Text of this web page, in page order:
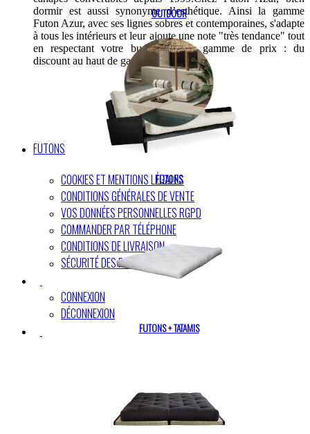
dormir est aussi synonyme d’esthétique. Ainsi la gamme
Futon Azur, avec ses lignes sobres et contemporaines, s'adapte
à tous les intérieurs et leur ajoute une note "très tendance" tout
en respectant votre budget. Large gamme de prix : du
discount au haut de gamme
COOKIES ET MENTIONS LÉGALES
CONDITIONS GÉNÉRALES DE VENTE
VOS DONNÉES PERSONNELLES RGPD
COMMANDER PAR TÉLÉPHONE
CONDITIONS DE LIVRAISON
SÉCURITÉ DES PAIEMENTS
CONNEXION
DÉCONNEXION
OUTDOOR
FUTONS
FUTONS
FUTONS + TATAMIS